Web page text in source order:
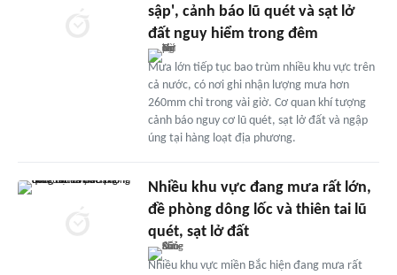
sập', cảnh báo lũ quét và sạt lở
đất nguy hiểm trong đêm
Mưa lớn tiếp tục bao trùm nhiều khu vực trên
cả nước, có nơi ghi nhận lượng mưa hơn
260mm chỉ trong vài giờ. Cơ quan khí tượng
cảnh báo nguy cơ lũ quét, sạt lở đất và ngập
úng tại hàng loạt địa phương.
Nhiều khu vực đang mưa rất lớn,
đề phòng dông lốc và thiên tai lũ
quét, sạt lở đất
Nhiều khu vực miền Bắc hiện đang mưa rất